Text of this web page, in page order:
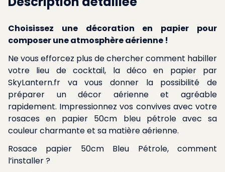
Choisissez une décoration en papier pour
composer une atmosphère aérienne !
Ne vous efforcez plus de chercher comment habiller
votre lieu de cocktail, la déco en papier par
SkyLantern.fr va vous donner la possibilité de
préparer un décor aérienne et agréable
rapidement. Impressionnez vos convives avec votre
rosaces en papier 50cm bleu pétrole avec sa
couleur charmante et sa matière aérienne.
Rosace papier 50cm Bleu Pétrole, comment
l’installer ?